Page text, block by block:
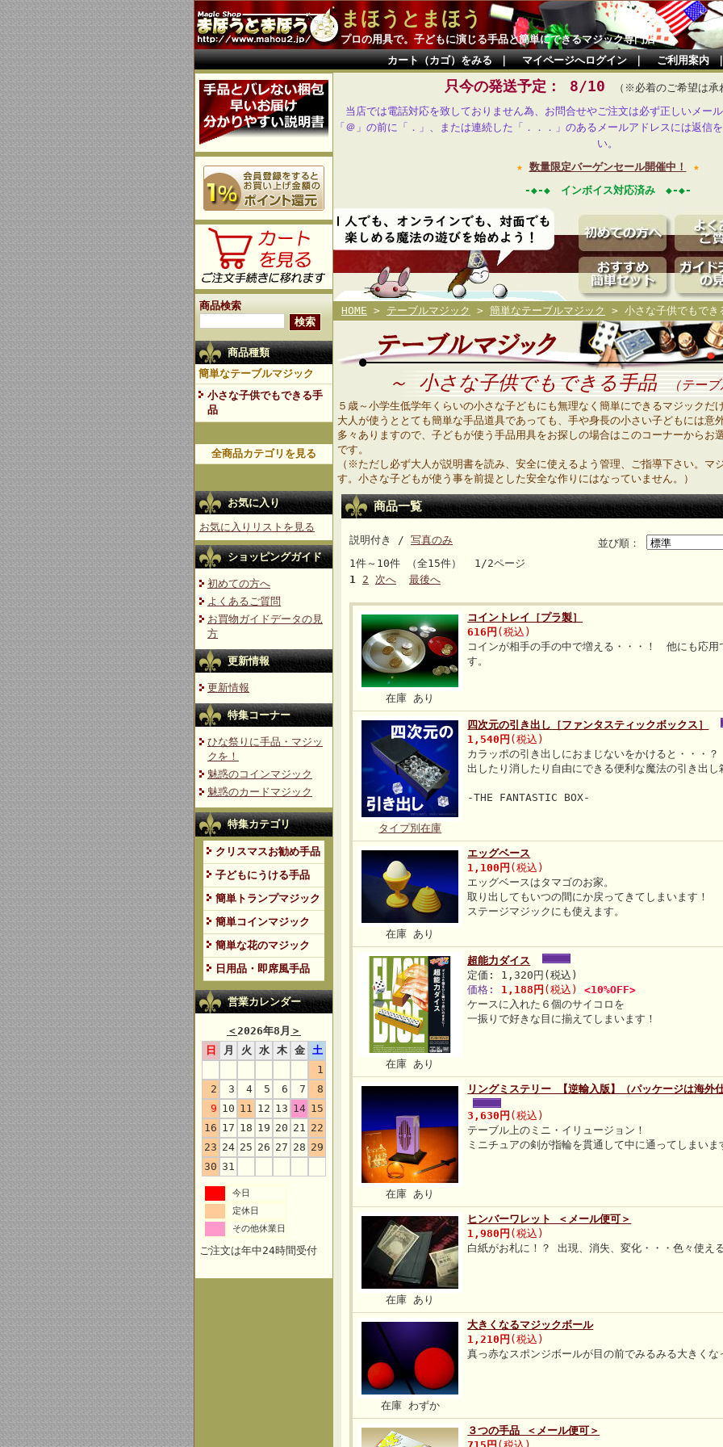
まほうとまほう
プロの用具で。子どもに演じる手品と簡単にできるマジック専門店
カート（カゴ）をみる｜ マイページへログイン｜ ご利用案内
商品検索
商品種類
簡単なテーブルマジック
小さな子供でもできる手
品
全商品カテゴリを見る
お気に入り
お気に入りリストを見る
ショッピングガイド
初めての方へ
よくあるご質問
お買物ガイドデータの見
方
更新情報
更新情報
特集コーナー
ひな祭りに手品・マジッ
クを！
魅惑のコインマジック
魅惑のカードマジック
特集カテゴリ
クリスマスお勧め手品
子どもにうける手品
簡単トランプマジック
簡単コインマジック
簡単な花のマジック
日用品・即席風手品
営業カレンダー
＜ 2026年8月 ＞
日
月 火 水 木 金
土
1
2
3 4 5 6 7
8
9 10 11 12 13 14 15
16 17 18 19 20 21
22
23 24 25 26 27 28 29
30 31
今日
定休日
その他休業日
ご注文は年中24時間受付
只今の発送予定： 8/10
（※必着のご希望は承
当店では電話対応を致しておりません為、お問合せやご注文は必ず正しいメー
「＠」の前に「．」、または連続した「．．．」のあるメールアドレスには返信
い。
★ 数量限定バーゲンセール開催中！
★
-◆-◆ インボイス対応済み ◆-◆-
HOME > テーブルマジック > 簡単なテーブルマジック > 小さな子供でもでき
～ 小さな子供でもできる手品 （テー
５歳～小学生低学年くらいの小さな子どもにも無理なく簡単にできるマジックだ
大人が使うととても簡単な手品道具であっても、手や身長の小さい子どもには意
多々ありますので、子どもが使う手品用具をお探しの場合はこのコーナーからお
です。
（※ただし必ず大人が説明書を読み、安全に使えるよう管理、ご指導下さい。マ
す。小さな子どもが使う事を前提とした安全な作りにはなっていません。）
商品一覧
並び順：
説明付き / 写真のみ
1件～10件 （全15件） 1/2ページ
1 2 次へ 最後へ
在庫 あり
コイントレイ［プラ製］
616円 (税込)
コインが相手の手の中で増える・・・！ 他にも応用
す。
タイプ別在庫
四次元の引き出し［ファンタスティックボックス］
1,540円 (税込)
カラッポの引き出しにおまじないをかけると・・・？
出したり消したり自由にできる便利な魔法の引き出し
-THE FANTASTIC BOX-
在庫 あり
エッグベース
1,100円 (税込)
エッグベースはタマゴのお家。
取り出してもいつの間にか戻ってきてしまいます！
ステージマジックにも使えます。
在庫 あり
超能力ダイス
定価: 1,320円(税込)
価格: 1,188円 (税込)
<10%OFF>
ケースに入れた６個のサイコロを
一振りで好きな目に揃えてしまいます！
在庫 あり
リングミステリー 【逆輸入版】（パッケージは海外
3,630円 (税込)
テーブル上のミニ・イリュージョン！
ミニチュアの剣が指輪を貫通して中に通ってしまいま
在庫 あり
ヒンバーワレット ＜メール便可＞
1,980円 (税込)
白紙がお札に！？ 出現、消失、変化・・・色々使え
在庫 わずか
大きくなるマジックボール
1,210円 (税込)
真っ赤なスポンジボールが目の前でみるみる大きくな
３つの手品 ＜メール便可＞